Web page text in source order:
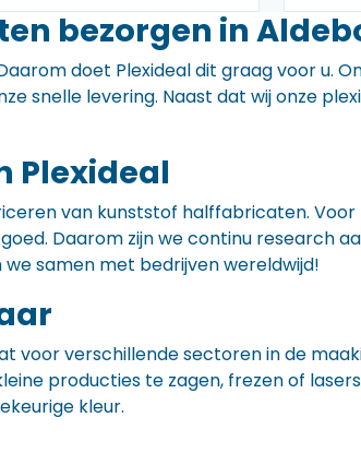
bezorgen in
doet Plexideal dit graag voor u.
snelle levering. Naast dat wij onze
Plexideal
van kunststof halffabricaten.
Daarom zijn we continu
samen met bedrijven wereldwijd!
voor verschillende sectoren in de
producties te zagen, frezen of
kleur.